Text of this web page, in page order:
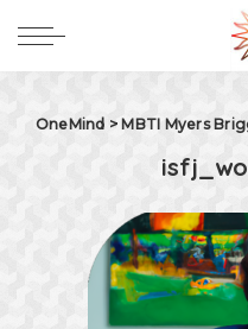
OneMind > MBTI Myers